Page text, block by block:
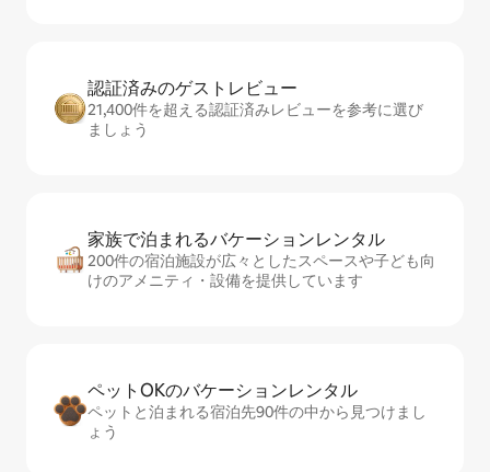
認証済みのゲ⁠ス⁠ト⁠レ⁠ビ⁠ュ⁠ー
21,400件を超える認証済みレビューを参考に選び
ましょう
家族で泊まれるバ⁠ケ⁠ー⁠シ⁠ョ⁠ンレ⁠ン⁠タ⁠ル
200件の宿泊施設が広々としたスペースや子ども向
けのアメニティ・設備を提供しています
ペットOKのバ⁠ケ⁠ー⁠シ⁠ョ⁠ンレ⁠ン⁠タ⁠ル
ペットと泊まれる宿泊先90件の中から見つけまし
ょう